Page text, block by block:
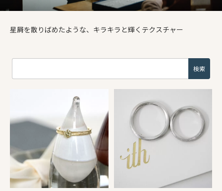
問星屑を散りばめたような、キラキラと輝くテクスチャー